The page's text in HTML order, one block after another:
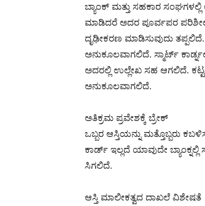
ಬ್ಯಾಂಕ್ ಮತ್ತು ಸಹಕಾರ
ಮಾಡಿದರೆ ಅದರ ಪೂರ್ವಪರ
ದೃಢೀಕರಣ ಮಾಡಿಸುವುದು
ಅನುಕೂಲವಾಗಲಿದೆ. ಸ್ಮಾರ್ಟ್
ಅದರಲ್ಲಿ ಉಲ್ಲೇಖ ಸಹ ಆಗಲಿದೆ.
ಅನುಕೂಲವಾಗಲಿದೆ.
ಅತಿಕ್ರಮ ಪ್ರವೇಶಕ್ಕೆ ಬ್ರೇಕ್
ಒಬ್ಬರ ಆಸ್ತಿಯನ್ನು ಮತ್ತೊಬ್ಬರು
ಕಾರ್ಡ್ ಇಲ್ಲದೆ ಯಾವುದೇ
ಸಿಗಲಿದೆ.
ಆಸ್ತಿ ಮಾಲೀಕತ್ವದ ದಾಖಲೆ ವಿಶೇಷತೆ